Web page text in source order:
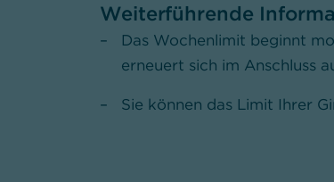
Weiterführende
Das Wochenlimit beginnt
erneuert sich im Anschluss
Sie können das Limit Ihrer